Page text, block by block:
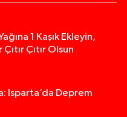
1 Kaşık Ekleyin,
Çıtır Olsun
Isparta’da Deprem